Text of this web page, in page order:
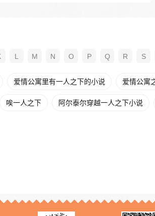
L M N O P Q R S
爱情公寓里有一人之下的小说 爱情公寓
唉一人之下 阿尔泰尔穿越一人之下小说